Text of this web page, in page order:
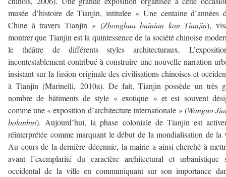
musée d’histoire de Tianjin, intitulée « Une centaine d’années
Chine à travers Tianjin » (Zhonghua bainian kan Tianjin),
montrer que Tianjin est la quintessence de la société chinoise
le théâtre de différents styles architecturaux.
incontestablement contribué à construire une nouvelle narration
insistant sur la fusion originale des civilisations chinoises et
à Tianjin (Marinelli, 2010a). De fait, Tianjin possède un très
nombre de bâtiments de style « exotique » et est souvent
comme une « exposition d’architecture internationale » (Wanguo
bolanhui). Aujourd’hui, la phase coloniale de Tianjin est
réinterprétée comme marquant le début de la mondialisation de la
Au cours de la dernière décennie, la mairie a ainsi cherché à
avant l’exemplarité du caractère architectural et urbanistique
occidental de la ville en communiquant sur son importance